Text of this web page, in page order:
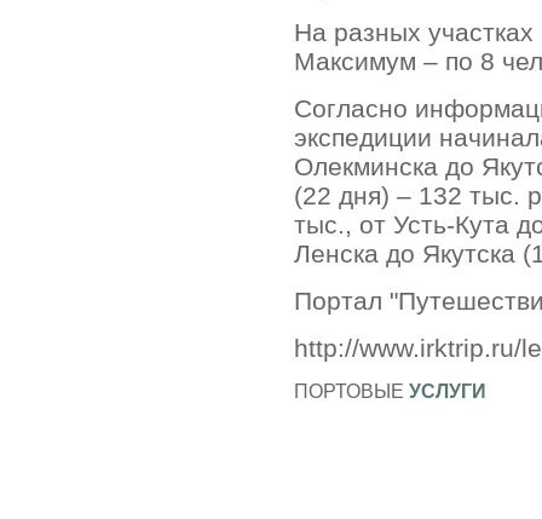
На разных
Максимум – по 8
Согласно
экспедиции
Олекминска до
(22 дня) – 132 тыс.
тыс., от Усть-Кута
Ленска до Якутска
Портал
http://www.irktrip.ru/
ПОРТОВЫЕ УСЛУГИ